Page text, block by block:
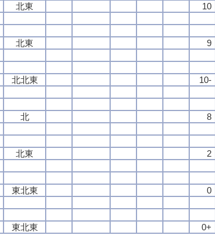
北東
10
北東
9
北北東
10-
北
8
北東
2
東北東
0
東北東 0+